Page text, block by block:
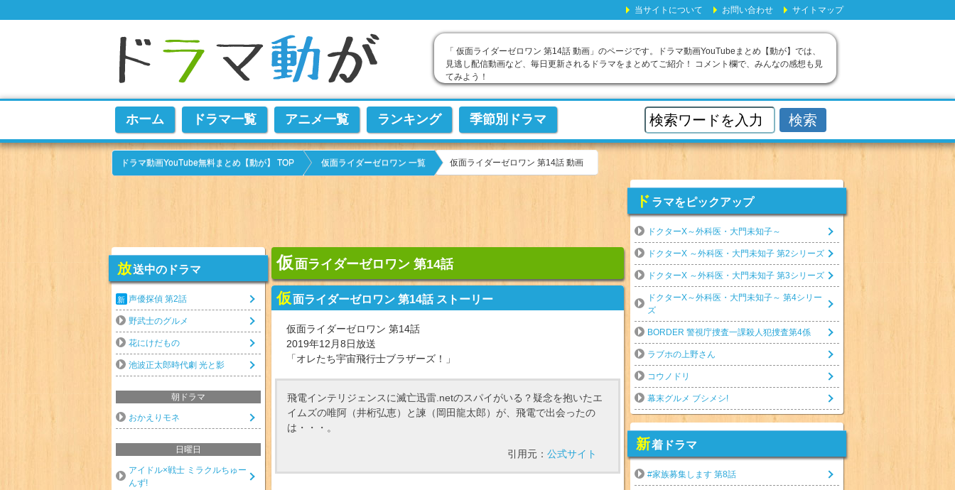
「 仮面ライダーゼロワン 第14話 動画」のページです。ドラマ動画YouTubeまとめ【動が】では、
見逃し配信動画など、毎日更新されるドラマをまとめてご紹介！ コメント欄で、みんなの感想も見
てみよう！
ホーム ドラマ一覧 アニメ一覧 ランキング 季節別ドラマ
ドラマ動画YouTube無料まとめ【動が】 TOP 仮面ライダーゼロワン 一覧 仮面ライダーゼロワン 第14話 動画
仮面ライダーゼロワン 第14話
仮面ライダーゼロワン 第14話 ストーリー
仮面ライダーゼロワン 第14話
2019年12月8日放送
「オレたち宇宙飛行士ブラザーズ！」
飛電インテリジェンスに滅亡迅雷.netのスパイがいる？疑念を抱いたエ
イムズの唯阿（井桁弘恵）と諫（岡田龍太郎）が、飛電で出会ったの
は・・・。
引用元： 公式サイト
放送中のドラマ
声優探偵 第2話
野武士のグルメ
花にけだもの
池波正太郎時代劇 光と影
朝ドラマ
おかえりモネ
日曜日
アイドル×戦士 ミラクルちゅー
んず!
ド ラマをピックアップ
ドクターX～外科医・大門未知子～
ドクターX ～外科医・大門未知子 第2シリーズ
ドクターX ～外科医・大門未知子 第3シリーズ
ドクターX～外科医・大門未知子～ 第4シリー
ズ
BORDER 警視庁捜査一課殺人犯捜査第4係
ラブホの上野さん
コウノドリ
幕末グルメ ブシメシ!
新着ドラマ
#家族募集します 第8話
当サイトについて お問い合わせ サイトマップ